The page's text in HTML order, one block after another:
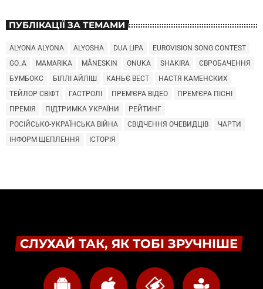
ПУБЛІКАЦІЇ ЗА ТЕМАМИ
ALYONA ALYONA ALYOSHA DUA LIPA
EUROVISION SONG CONTEST
GO_A
MAMARIKA MÅNESKIN ONUKA SHAKIRA
ЄВРОБАЧЕННЯ
БУМБОКС
БІЛЛІ АЙЛІШ КАНЬЄ ВЕСТ
НАСТЯ КАМЕНСКИХ
ТЕЙЛОР СВІФТ
ГАСТРОЛІ ПРЕМ'ЄРА ВІДЕО
ПРЕМ'ЄРА ПІСНІ
ПРЕМІЯ
ПІДТРИМКА УКРАЇНИ
РЕЙТИНГ
РОСІЙСЬКО-УКРАЇНСЬКА ВІЙНА
СВІДЧЕННЯ ОЧЕВИДЦІВ
ЧАРТИ
ІНФОРМ ЩЕПЛЕННЯ
ІСТОРІЯ
СЛУХАЙ ТАК, ЯК ТОБІ ЗРУЧНІШЕ